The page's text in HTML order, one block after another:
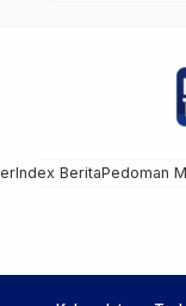
Index BeritaPedoman